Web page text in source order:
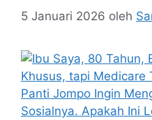
5 Januari 2026 oleh